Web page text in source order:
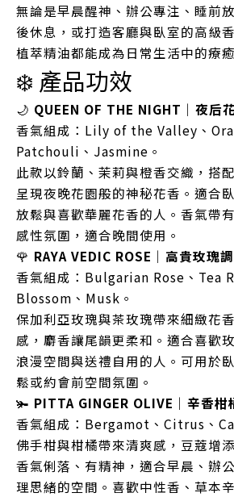
無論是早晨醒神、辦公專注、睡前
後休息，或打造客廳與臥室的高級
植萃精油都能成為日常生活中的療
❄️ 產品功效
🌙 QUEEN OF THE NIGHT｜夜后
香氣組成：Lily of the Valley、
Patchouli、Jasmine。
此款以鈴蘭、茉莉與橙香交織，搭
呈現夜晚花園般的神秘花香。適合
放鬆與喜歡華麗花香的人。香氣帶
感性氛圍，適合晚間使用。
🌹 RAYA VEDIC ROSE｜高貴玫瑰調
香氣組成：Bulgarian Rose、Tea
Blossom、Musk。
保加利亞玫瑰與茶玫瑰帶來細緻花
感，麝香讓尾韻更柔和。適合喜歡
浪漫空間與送禮自用的人。可用於
鬆或約會前空間氛圍。
🫚 PITTA GINGER OLIVE｜辛香柑
香氣組成：Bergamot、Citrus、
佛手柑與柑橘帶來清爽感，豆蔻增
香氣俐落、有精神，適合早晨、辦
理思緒的空間。喜歡中性香、草本